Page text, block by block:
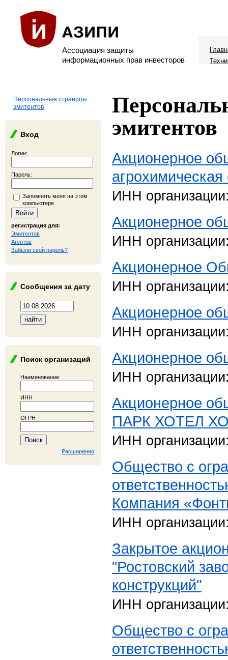
Ассоциация защиты
информационных прав инвесторов
Персональные страницы
эмитентов
Вход
Логин:
Пароль:
Запомнить меня на этом
компьютере
регистрация для:
Эмитентов
Агентов
Забыли свой пароль?
Сообщения за дату
Поиск организаций
Наименование
ИНН
ОГРН
Расширенно
эмитентов
Акционерное
ИНН
Акционерное
ИНН
Акционерное
ИНН
Акционерное
ИНН
Акционерное
ИНН
Акционерное
ПАРК ХОТЕЛ
ИНН
Общество с
Компания
ИНН
Закрытое
"Ростовский
конструкций"
ИНН
Общество с